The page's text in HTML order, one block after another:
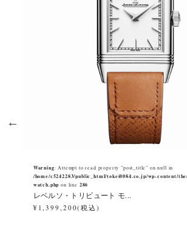
Warning: Attempt to read property "post_title" on null in
/home/c5242283/public_html/tokei0084.co.jp/wp-content/
watch.php on line 286
レベルソ・トリビュート モ...
¥1,399,200(税込)